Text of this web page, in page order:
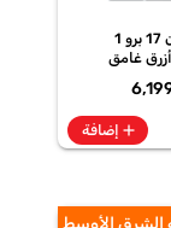
آبل آيفون 17 برو 1
أزرق غامق
add إضافة